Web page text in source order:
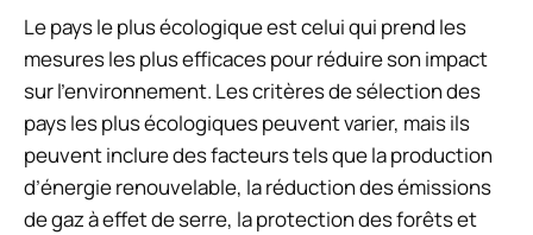
Le pays le plus écologique est celui qui prend les
mesures les plus efficaces pour réduire son impact
sur l’environnement. Les critères de sélection des
pays les plus écologiques peuvent varier, mais ils
peuvent inclure des facteurs tels que la production
d’énergie renouvelable, la réduction des émissions
de gaz à effet de serre, la protection des forêts et